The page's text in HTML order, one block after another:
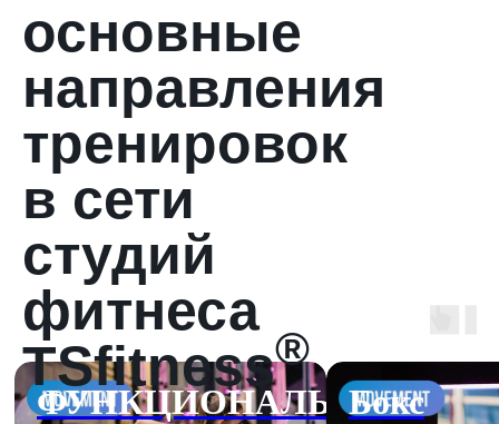
основные
направления
тренировок
в сети
студий
фитнеса
TSfitness®
Бокс беговой